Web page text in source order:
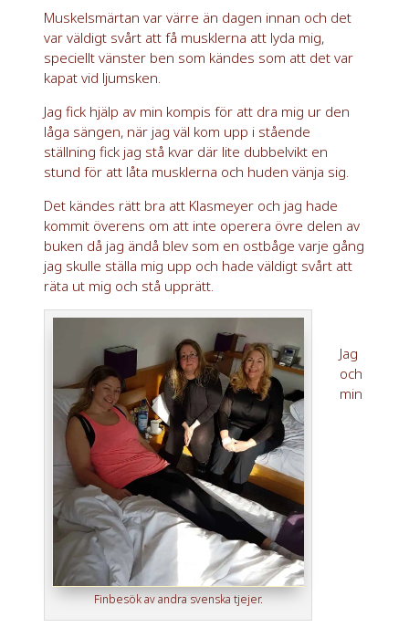
Muskelsmärtan var värre än dagen innan och det
var väldigt svårt att få musklerna att lyda mig,
speciellt vänster ben som kändes som att det var
kapat vid ljumsken.
Jag fick hjälp av min kompis för att dra mig ur den
låga sängen, när jag väl kom upp i stående
ställning fick jag stå kvar där lite dubbelvikt en
stund för att låta musklerna och huden vänja sig.
Det kändes rätt bra att Klasmeyer och jag hade
kommit överens om att inte operera övre delen av
buken då jag ändå blev som en ostbåge varje gång
jag skulle ställa mig upp och hade väldigt svårt att
räta ut mig och stå upprätt.
Finbesök av andra svenska tjejer.
Jag
och
min